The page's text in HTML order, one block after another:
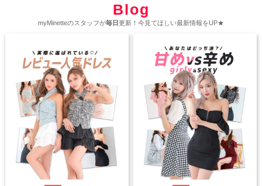
Blog
myMinetteのスタッフが毎日更新！今見てほしい最新情報をUP★